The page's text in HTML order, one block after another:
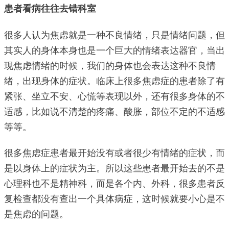
患者看病往往去错科室
很多人认为焦虑就是一种不良情绪，只是情绪问题，但
其实人的身体本身也是一个巨大的情绪表达器官，当出
现焦虑情绪的时候，我们的身体也会表达这种不良情
绪，出现身体的症状。临床上很多焦虑症的患者除了有
紧张、坐立不安、心慌等表现以外，还有很多身体的不
适感，比如说不清楚的疼痛、酸胀，部位不定的不适感
等等。
很多焦虑症患者最开始没有或者很少有情绪的症状，而
是以身体上的症状为主。所以这些患者最开始去的不是
心理科也不是精神科，而是各个内、外科，很多患者反
复检查都没有查出一个具体病症，这时候就要小心是不
是焦虑的问题。